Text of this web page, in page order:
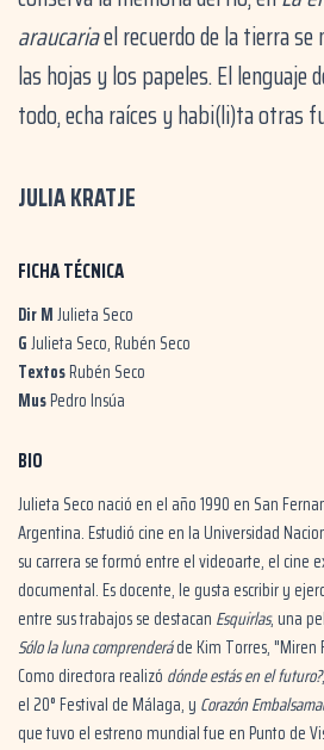
araucariael recuerdo de la tierra
las hojas y los papeles. El lenguaje
todo, echa raíces y habi(li)ta otras
JULIA KRATJE
FICHA TÉCNICA
Dir MJulieta Seco
GJulieta Seco, Rubén Seco
TextosRubén Seco
MusPedro Insúa
BIO
Julieta Seco nació en el año 1990 en San
Argentina. Estudió cine en la Universidad
su carrera se formó entre el videoarte, el cine
documental. Es docente, le gusta escribir y
entre sus trabajos se destacan Esquirlas, una
Sólo la luna comprenderáde Kim Torres, "Miren
Como directora realizó dónde estás en el futuro?
el 20° Festival de Málaga, y Corazón
que tuvo el estreno mundial fue en Punto de